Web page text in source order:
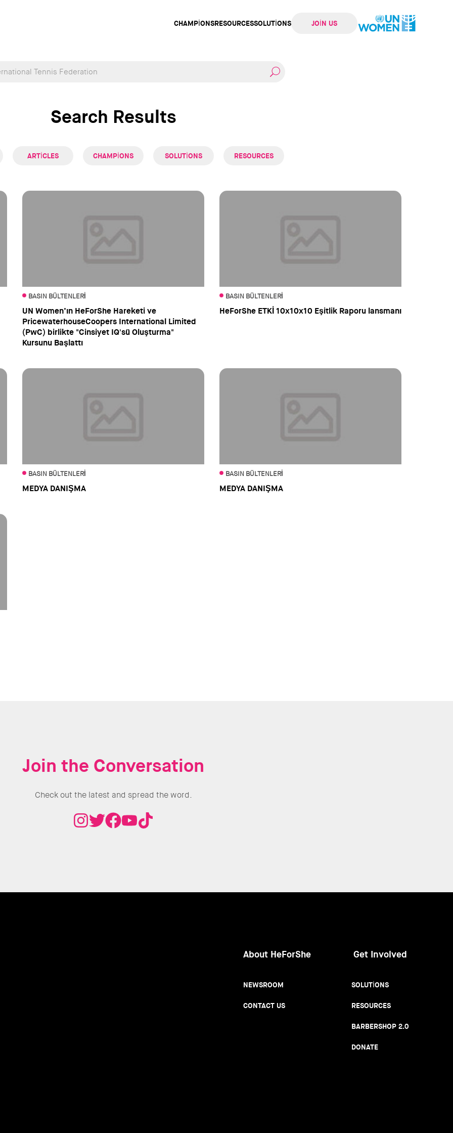
CHAMPIONSRESOURCESSOLUTIONS JOIN US
Search Results
ARTICLES CHAMPIONS SOLUTIONS RESOURCES
BASIN BÜLTENLERI
UN Women’ın HeForShe Hareketi ve
PricewaterhouseCoopers International Limited
(PwC) birlikte "Cinsiyet IQ'sü Oluşturma"
Kursunu Başlattı
BASIN BÜLTENLERI
HeForShe ETKİ 10x10x10 Eşitlik Raporu lansmanı
BASIN BÜLTENLERI
MEDYA DANIŞMA
BASIN BÜLTENLERI
MEDYA DANIŞMA
Join the Conversation
Check out the latest and spread the word.
About HeForShe
NEWSROOM
CONTACT US
Get Involved
SOLUTIONS
RESOURCES
BARBERSHOP 2.0
DONATE